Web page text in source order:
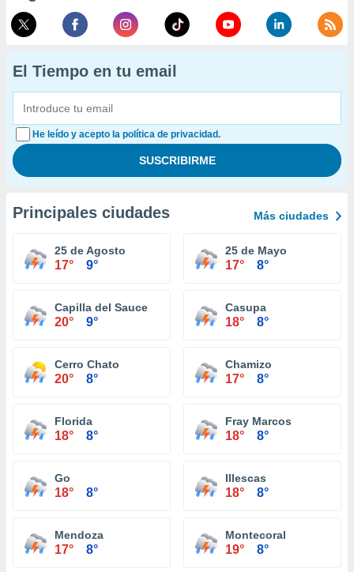
El Tiempo en tu email
He leído y acepto la política de privacidad.
Principales ciudades Más ciudades
25 de Agosto
17° 9°
25 de Mayo
17° 8°
Capilla del Sauce
20° 9°
Casupa
18° 8°
Cerro Chato
20° 8°
Chamizo
17° 8°
Florida
18° 8°
Fray Marcos
18° 8°
Go
18° 8°
Illescas
18° 8°
Mendoza
17° 8°
Montecoral
19° 8°